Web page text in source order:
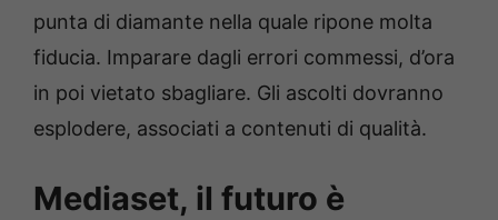
punta di diamante nella quale ripone molta
fiducia. Imparare dagli errori commessi, d’ora
in poi vietato sbagliare. Gli ascolti dovranno
esplodere, associati a contenuti di qualità.
Mediaset, il futuro è